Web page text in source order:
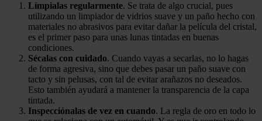
Límpialas regularmente. Se trata de algo crucial, pues
utilizando un limpiador de vidrios suave y un paño hecho con
materiales no abrasivos para evitar dañar la película del cristal,
es el primer paso para unas lunas tintadas en buenas
condiciones.
Sécalas con cuidado. Cuando vayas a secarlas, no lo hagas
de forma agresiva, sino que debes pasar un paño suave con
tacto y sin pelusas, con tal de evitar arañazos no deseados.
Esto también ayudará a mantener la transparencia de la capa
tintada.
Inspecciónalas de vez en cuando. La regla de oro en todo lo